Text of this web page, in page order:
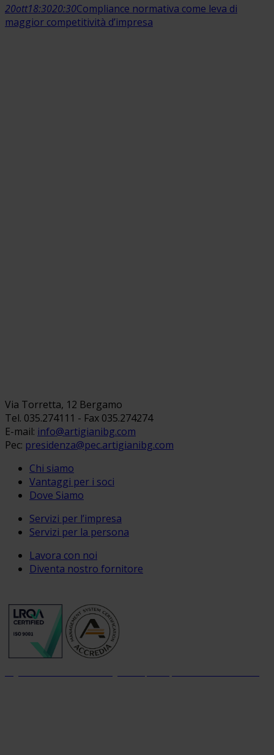
20ott18:3020:30Compliance normativa come leva di
maggior competitività d’impresa
Via Torretta, 12 Bergamo
Tel. 035.274111 - Fax 035.274274
E-mail: info@artigianibg.com
Pec: presidenza@pec.artigianibg.com
Chi siamo
Vantaggi per i soci
Dove Siamo
Servizi per l’impresa
Servizi per la persona
Lavora con noi
Diventa nostro fornitore